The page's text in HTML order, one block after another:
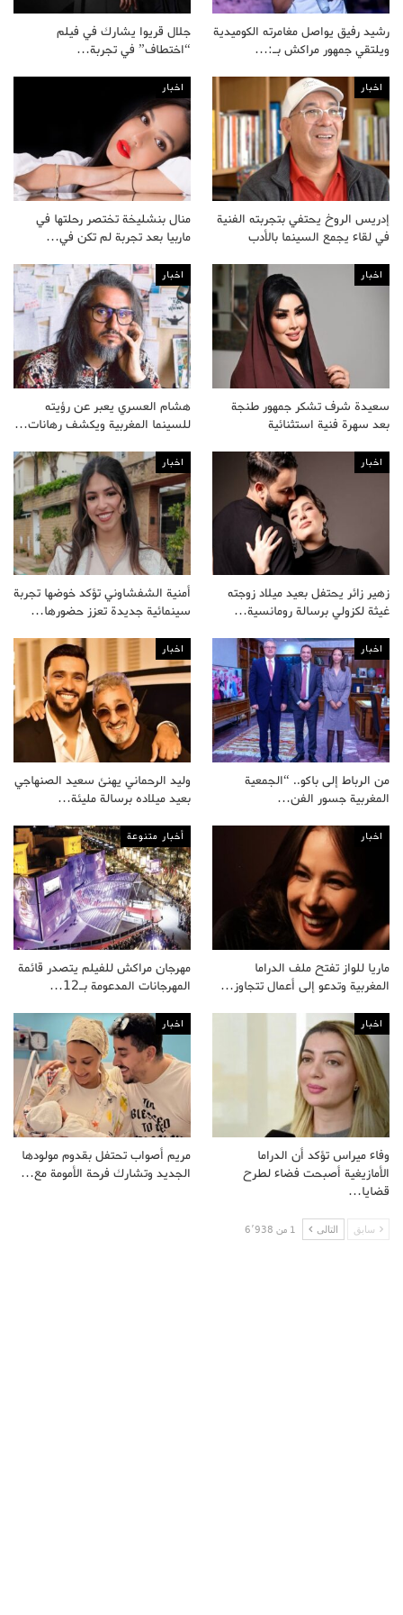
رشيد رفيق يواصل مغامرته الكوميدية
ويلتقي جمهور مراكش بـ:…
جلال قريوا يشارك في فيلم
“اختطاف” في تجربة…
اخبار
إدريس الروخ يحتفي بتجربته الفنية
في لقاء يجمع السينما بالأدب
اخبار
منال بنشليخة تختصر رحلتها في
ماربيا بعد تجربة لم تكن في…
اخبار
سعيدة شرف تشكر جمهور طنجة
بعد سهرة فنية استثنائية
اخبار
هشام العسري يعبر عن رؤيته
للسينما المغربية ويكشف رهانات…
اخبار
زهير زائر يحتفل بعيد ميلاد زوجته
غيثة لكزولي برسالة رومانسية…
اخبار
أمنية الشفشاوني تؤكد خوضها تجربة
سينمائية جديدة تعزز حضورها…
اخبار
من الرباط إلى باكو.. “الجمعية
المغربية جسور الفن…
اخبار
وليد الرحماني يهنئ سعيد الصنهاجي
بعيد ميلاده برسالة مليئة…
اخبار
ماريا للواز تفتح ملف الدراما
المغربية وتدعو إلى أعمال تتجاوز…
أخبار متنوعة
مهرجان مراكش للفيلم يتصدر قائمة
المهرجانات المدعومة بـ12…
اخبار
وفاء ميراس تؤكد أن الدراما
الأمازيغية أصبحت فضاء لطرح
قضايا…
اخبار
مريم أصواب تحتفل بقدوم مولودها
الجديد وتشارك فرحة الأمومة مع…
سابق التالى 1 من 6٬938